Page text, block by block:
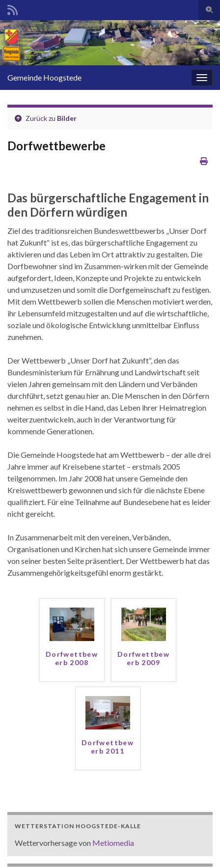
Search for:
Gemeinde Hoogstede
Zurück zu Bilder
Dorfwettbewerbe
Das bürgerschaftliche Engagement in
den Dörfern würdigen
Ziel des traditionsreichen Bundeswettbewerbs „Unser Dorf
hat Zukunft“ ist es, das bürgerschaftliche Engagement zu
aktivieren und das Leben im Ort attraktiv zu gestalten. Die
Dorfbewohner sind im Zusammen-wirken mit der Gemeinde
aufgefordert, Ideen, Konzepte und Projekte zu entwickeln
und umzusetzen und somit die Dorfgemeinschaft zu festigen.
Mit dem Wettbewerb sollen die Menschen motiviert werden,
ihr Lebensumfeld mitzugestalten und auf die wirtschaftliche,
soziale und ökologische Entwicklung unmittelbar Einfluss
zunehmen.
Der Wettbewerb „Unser Dorf hat Zukunft“, den das
Bundesministerium für Ernährung und Landwirtschaft seit
vielen Jahren gemeinsam mit den Ländern und Verbänden
durchführt, setzt genau hier an. Die Menschen in den Dörfern
nehmen es selbst in die Hand, das Leben ihrer Heimatregion
weiterzuentwickeln, auch in der Verantwortung für
kommende Generationen.
Die Gemeinde Hoogstede hat am Wettbewerb – der alle drei
Jahre immer auf Kreisebene startet – erstmals 2005
teilgenommen. Im Jahr 2008 hat unsere Gemeinde den
Kreiswettbewerb gewonnen und sich für die nächste Ebene
qualifiziert. Für eine Teilnahme auf Bundesebene hat es leider
nicht gereicht.
In Zusammenarbeit mit den vereinen, Verbänden,
Organisationen und Kirchen hat sich unsere Gemeinde immer
von seiner besten Seite präsentiert. Der Wettbewerb hat das
Zusammengehörigkeitsgefühl enorm gestärkt.
Dorfwettbew
erb 2008
Dorfwettbew
erb 2009
Dorfwettbew
erb 2011
WETTERSTATION HOOGSTEDE-KALLE
Wettervorhersage von Metiomedia